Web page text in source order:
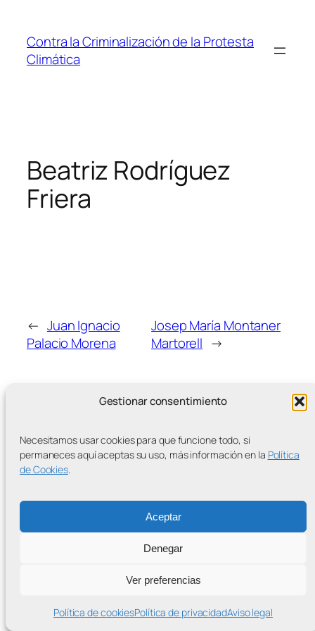
Gestionar consentimiento
Necesitamos usar cookies para que funcione todo, si
permaneces aquí aceptas su uso, más información en la Política
de Cookies.
Aceptar
Denegar
Ver preferencias
Política de cookiesPolítica de privacidadAviso legal
contenido
Contra la Criminalización de la Protesta
Climática
Beatriz Rodríguez
Friera
← Juan Ignacio
Palacio Morena
Josep María Montaner
Martorell →
MÁS ENTRADAS
Contra la Criminalización de la Protesta Climática
WordPress